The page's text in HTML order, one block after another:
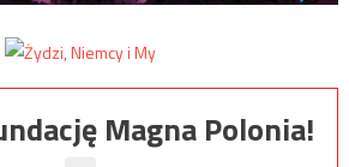
Magna Polonia!